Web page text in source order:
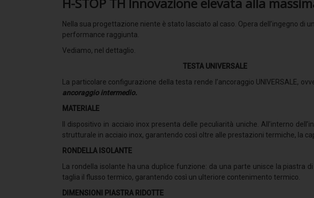
Nella sua progettazione niente è stato lasciato al caso. Opera dell’ingegno
performance raggiunta.
Vediamo, nel dettaglio.
TESTA UNIVERSALE
La particolare configurazione della testa rende l’ancoraggio UNIVERSALE,
ancoraggio intermedio.
MATERIALE
Il dispositivo in acciaio inox presenta delle peculiarità uniche. All’interno
strutturale in acciaio inox, garantendo così oltre alle prestazioni termiche, la
RONDELLA ISOLANTE
La rondella isolante ha una duplice funzione: da una parte unisce la piastra
taglia il flusso termico, garantendo così un ulteriore contenimento termico.
DIMENSIONI PIASTRA RIDOTTE